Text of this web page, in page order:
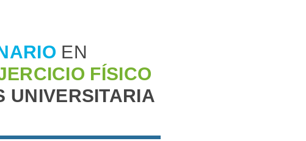
EN
FÍSICO
UNIVERSITARIA